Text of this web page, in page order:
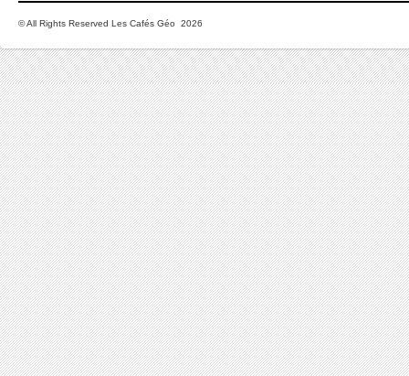
© All Rights Reserved Les Cafés Géo 2026